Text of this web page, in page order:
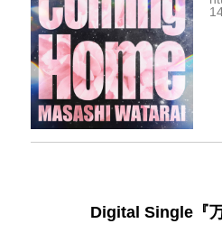
Digital Single『万